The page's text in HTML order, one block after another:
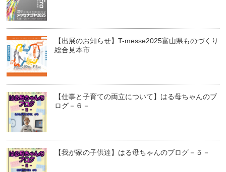
【出展のお知らせ】T-messe2025富山県ものづくり
総合見本市
【仕事と子育ての両立について】はる母ちゃんのブ
ログ－６－
【我が家の子供達】はる母ちゃんのブログ－５－